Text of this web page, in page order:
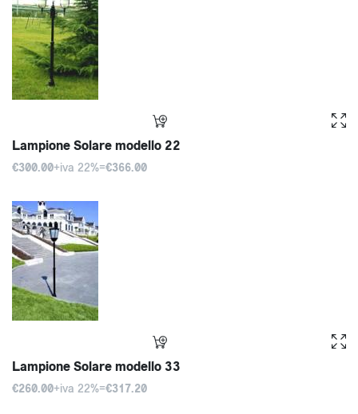
Lampione Solare modello 22
€300.00+iva 22%=€366.00
Lampione Solare modello 33
€260.00+iva 22%=€317.20